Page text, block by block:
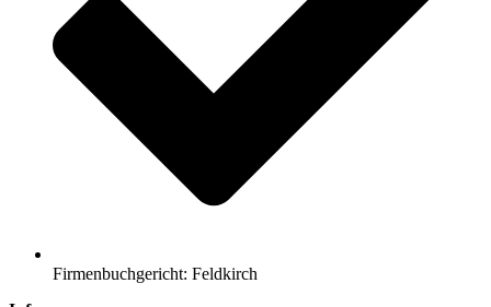
Firmenbuchgericht: Feldkirch